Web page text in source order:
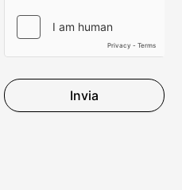
Invia